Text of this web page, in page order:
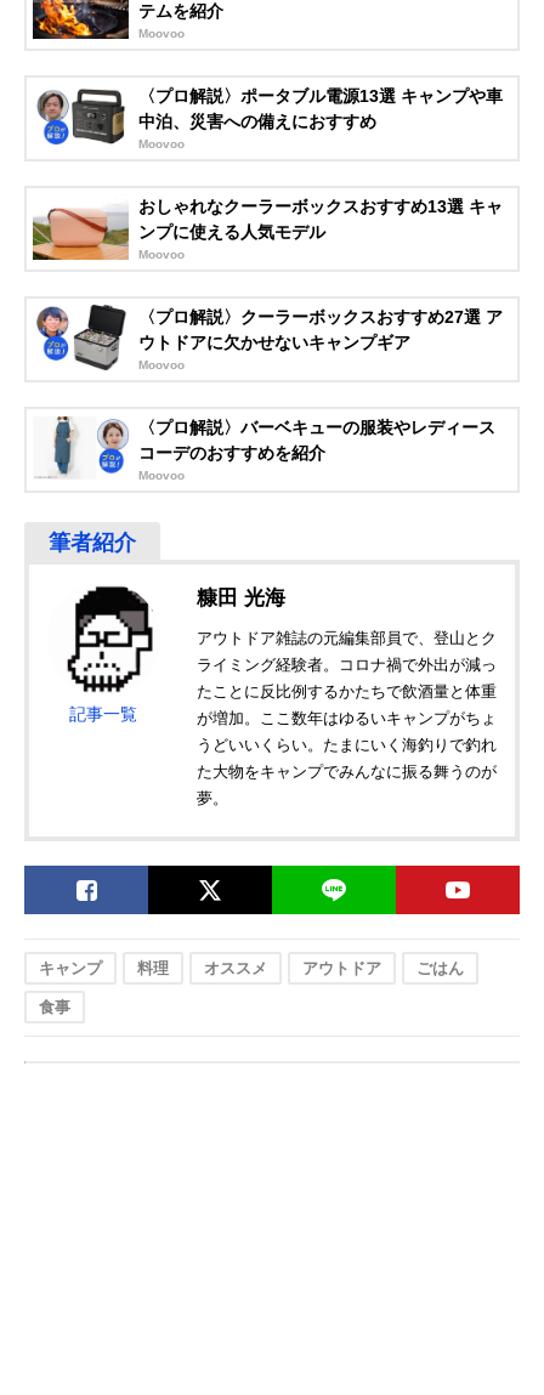
テムを紹介
Moovoo
〈プロ解説〉ポータブル電源13選 キャンプや車
中泊、災害への備えにおすすめ
Moovoo
おしゃれなクーラーボックスおすすめ13選 キャ
ンプに使える人気モデル
Moovoo
〈プロ解説〉クーラーボックスおすすめ27選 ア
ウトドアに欠かせないキャンプギア
Moovoo
〈プロ解説〉バーベキューの服装やレディース
コーデのおすすめを紹介
Moovoo
記事一覧
糠田 光海
アウトドア雑誌の元編集部員で、登山とク
ライミング経験者。コロナ禍で外出が減っ
たことに反比例するかたちで飲酒量と体重
が増加。ここ数年はゆるいキャンプがちょ
うどいいくらい。たまにいく海釣りで釣れ
た大物をキャンプでみんなに振る舞うのが
夢。
キャンプ 料理 オススメ アウトドア ごはん
食事